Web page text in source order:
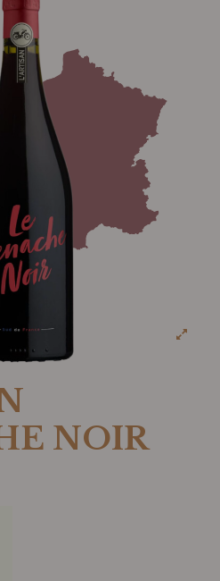
NOIR